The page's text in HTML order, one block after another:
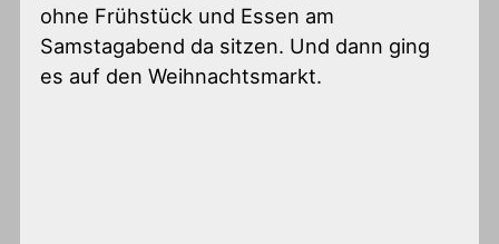
ohne Frühstück und Essen am
Samstagabend da sitzen. Und dann ging
es auf den Weihnachtsmarkt.